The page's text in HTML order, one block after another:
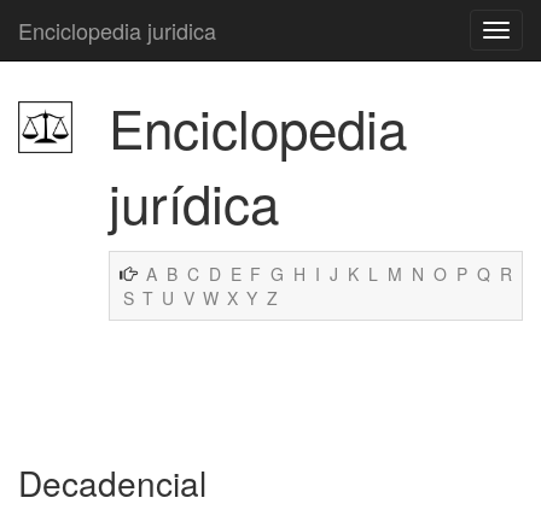
Enciclopedia juridica
Enciclopedia
jurídica
A B C D E F G H I J K L M N O P Q R
S T U V W X Y Z
Decadencial